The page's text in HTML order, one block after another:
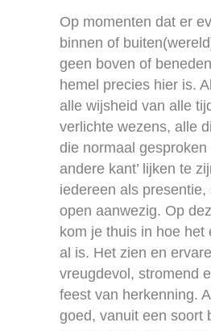
Op momenten dat er
binnen of
geen boven of
hemel precies hier is.
alle wijsheid van alle
verlichte wezens, alle
die normaal gesproken
andere kant’ lijken te
iedereen als presentie,
open aanwezig. Op
kom je thuis in hoe het
al is. Het zien en
vreugdevol, stromend
feest van herkenning.
goed, vanuit een soort